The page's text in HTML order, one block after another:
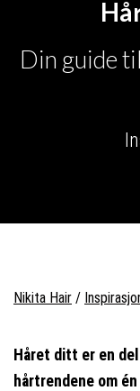
Din guide
Nikita Hair /
Håret ditt er en
hårtrendene om